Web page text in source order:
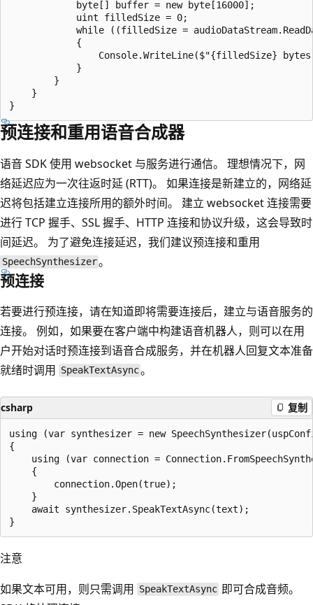
            byte[] buffer = new byte[16000];
            uint filledSize = 0;
while ((filledSize =
            {
Console.WriteLine($"{filledSize}
            }
        }
    }
预连接和重用语音合成器
语音 SDK 使用 websocket 与服务进行通信。 理想情况下，网
络延迟应为一次往返时延 (RTT)。 如果连接是新建立的，网络延
迟将包括建立连接所用的额外时间。 建立 websocket 连接需要
进行 TCP 握手、SSL 握手、HTTP 连接和协议升级，这会导致时
间延迟。 为了避免连接延迟，我们建议预连接和重用
SpeechSynthesizer。
预连接
若要进行预连接，请在知道即将需要连接后，建立与语音服务的
连接。 例如，如果要在客户端中构建语音机器人，则可以在用
户开始对话时预连接到语音合成服务，并在机器人回复文本准备
就绪时调用 SpeakTextAsync。
csharp 复制
using (var synthesizer = new
{
using (var connection =
    {
        connection.Open(true);
    }
    await synthesizer.SpeakTextAsync(text);
注意
如果文本可用，则只需调用 SpeakTextAsync 即可合成音频。